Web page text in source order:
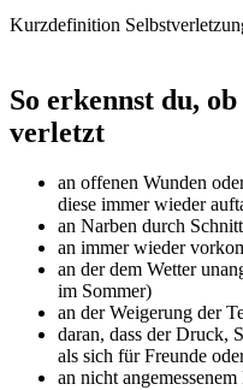
Kurzdefinition
So erkennst du,
verletzt
an offenen Wunden
diese immer wieder
an Narben durch
an immer wieder
an der dem Wetter
im Sommer)
an der Weigerung der
daran, dass der Druck,
als sich für Freunde
an nicht